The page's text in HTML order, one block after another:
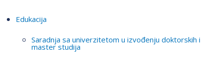
Edukacija
Saradnja sa univerzitetom u izvođenju doktorskih i
master studija